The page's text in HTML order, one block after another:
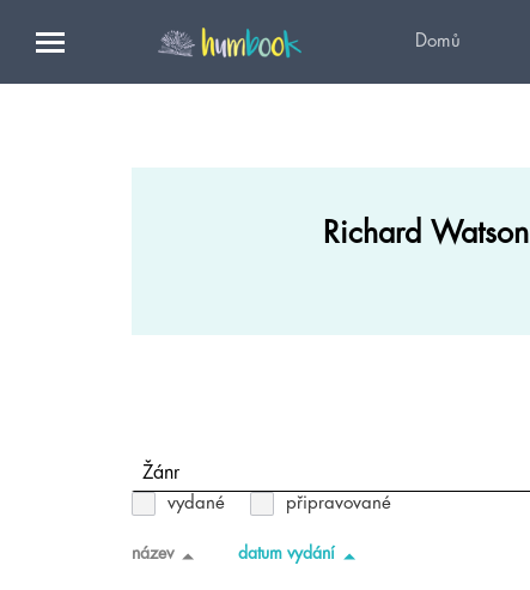
Domů
Richard Watson
Žánr
vydané připravované
název datum vydání